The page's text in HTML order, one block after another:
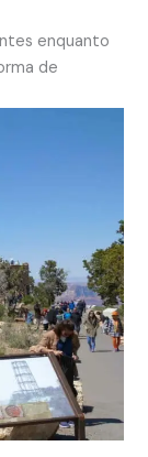
enquanto
de